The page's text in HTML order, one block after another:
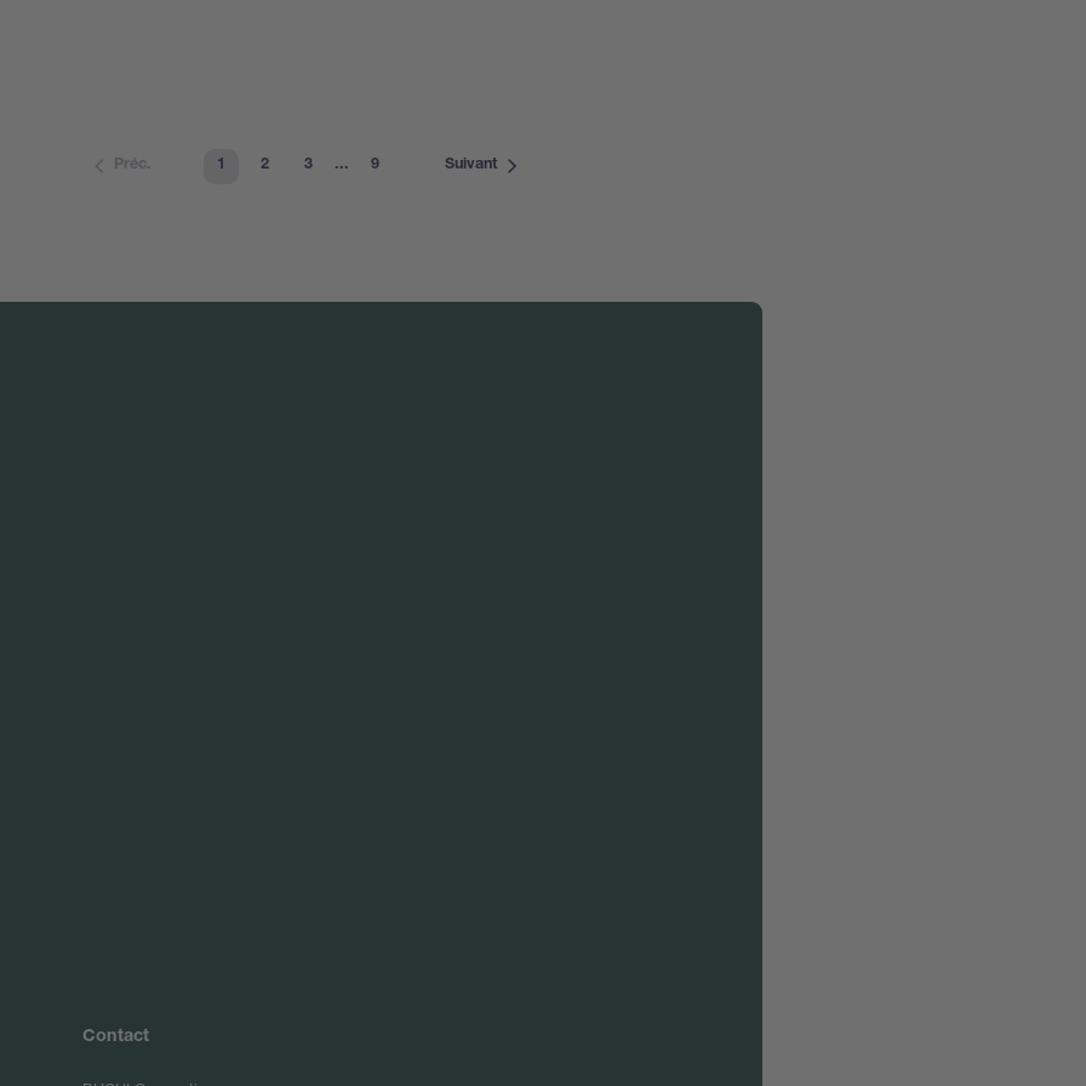
Préc. 1 2 3 ... 9 Suivant
Contact